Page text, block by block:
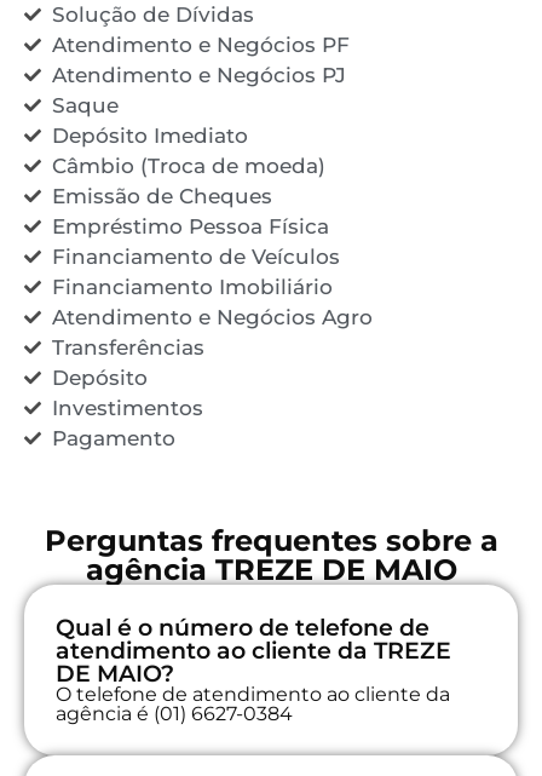
Solução de Dívidas
Atendimento e Negócios PF
Atendimento e Negócios PJ
Saque
Depósito Imediato
Câmbio (Troca de moeda)
Emissão de Cheques
Empréstimo Pessoa Física
Financiamento de Veículos
Financiamento Imobiliário
Atendimento e Negócios Agro
Transferências
Depósito
Investimentos
Pagamento
Perguntas frequentes sobre a
agência TREZE DE MAIO
Qual é o número de telefone de
atendimento ao cliente da TREZE
DE MAIO?
O telefone de atendimento ao cliente da
agência é (01) 6627-0384